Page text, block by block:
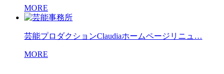
MORE
芸能プロダクションClaudiaホームページリニュ…
MORE